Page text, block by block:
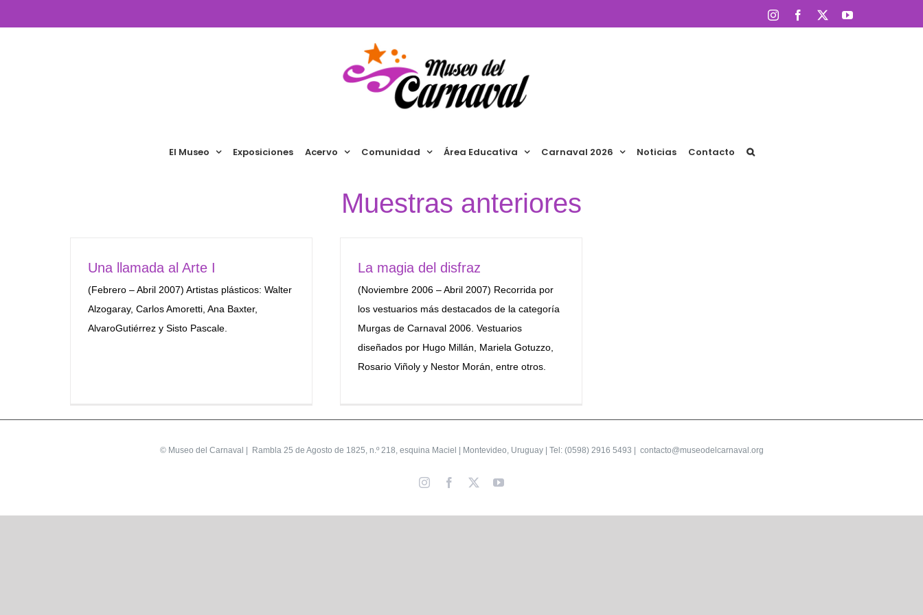
al
InstagramFacebook YouTube
El Museo Exposiciones Acervo Comunidad Área Educativa Carnaval 2026 Noticias Contacto
Muestras anteriores
Una llamada al Arte I
(Febrero – Abril 2007) Artistas plásticos: Walter
Alzogaray, Carlos Amoretti, Ana Baxter,
AlvaroGutiérrez y Sisto Pascale.
La magia del disfraz
(Noviembre 2006 – Abril 2007) Recorrida por
los vestuarios más destacados de la categoría
Murgas de Carnaval 2006. Vestuarios
diseñados por Hugo Millán, Mariela Gotuzzo,
Rosario Viñoly y Nestor Morán, entre otros.
© Museo del Carnaval | Rambla 25 de Agosto de 1825, n.º 218, esquina Maciel | Montevideo, Uruguay | Tel: (0598) 2916 5493 | contacto@museodelcarnaval.org
InstagramFacebook YouTube